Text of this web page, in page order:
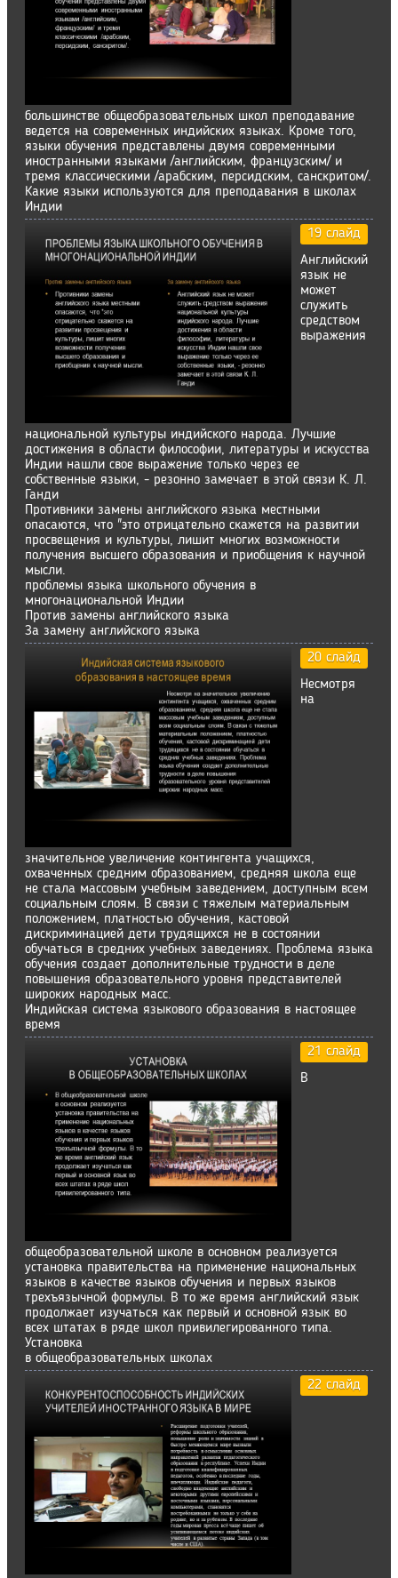
большинстве общеобразовательных школ преподавание
ведется на современных индийских языках. Кроме того,
языки обучения представлены двумя современными
иностранными языками /английским, французским/ и
тремя классическими /арабским, персидским, санскритом/.
Какие языки используются для преподавания в школах
Индии
19 слайд
Английский
язык не
может
служить
средством
выражения
национальной культуры индийского народа. Лучшие
достижения в области философии, литературы и искусства
Индии нашли свое выражение только через ее
собственные языки, - резонно замечает в этой связи К. Л.
Ганди
Противники замены английского языка местными
опасаются, что "это отрицательно скажется на развитии
просвещения и культуры, лишит многих возможности
получения высшего образования и приобщения к научной
мысли.
проблемы языка школьного обучения в
многонациональной Индии
Против замены английского языка
За замену английского языка
20 слайд
Несмотря
на
значительное увеличение контингента учащихся,
охваченных средним образованием, средняя школа еще
не стала массовым учебным заведением, доступным всем
социальным слоям. В связи с тяжелым материальным
положением, платностью обучения, кастовой
дискриминацией дети трудящихся не в состоянии
обучаться в средних учебных заведениях. Проблема языка
обучения создает дополнительные трудности в деле
повышения образовательного уровня представителей
широких народных масс.
Индийская система языкового образования в настоящее
время
21 слайд
В
общеобразовательной школе в основном реализуется
установка правительства на применение национальных
языков в качестве языков обучения и первых языков
трехъязычной формулы. В то же время английский язык
продолжает изучаться как первый и основной язык во
всех штатах в ряде школ привилегированного типа.
Установка
в общеобразовательных школах
22 слайд